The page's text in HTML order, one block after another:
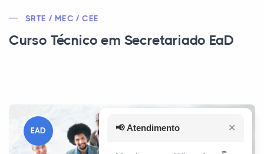
SRTE / MEC / CEE
Curso Técnico em Secretariado EaD
EAD 📢 Atendimento ✕